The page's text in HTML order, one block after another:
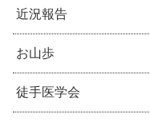
近況報告
お山歩
徒手医学会